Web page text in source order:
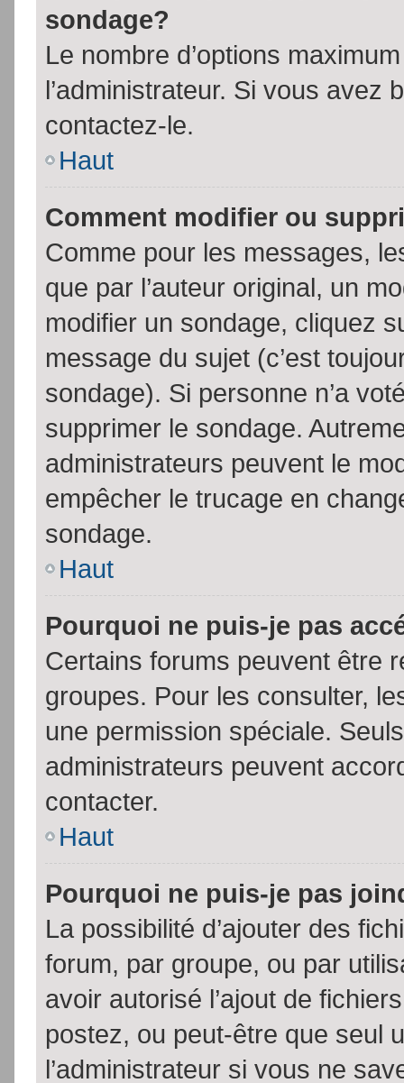
sondage?
Le nombre d’options
l’administrateur. Si vous avez
contactez-le.
Haut
Comment modifier ou
Comme pour les messages,
que par l’auteur original, un
modifier un sondage, cliquez
message du sujet (c’est
sondage). Si personne n’a
supprimer le sondage.
administrateurs peuvent le
empêcher le trucage en
sondage.
Haut
Pourquoi ne puis-je pas
Certains forums peuvent être
groupes. Pour les consulter,
une permission spéciale.
administrateurs peuvent
contacter.
Haut
Pourquoi ne puis-je pas
La possibilité d’ajouter des
forum, par groupe, ou par
avoir autorisé l’ajout de
postez, ou peut-être que seul
l’administrateur si vous ne